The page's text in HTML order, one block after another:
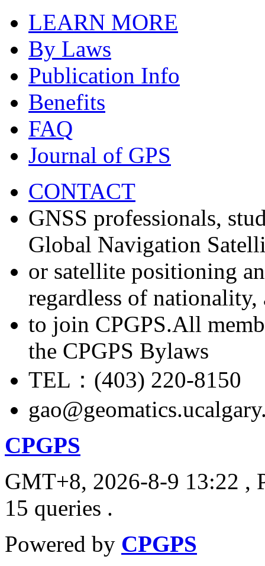
LEARN MORE
By Laws
Publication Info
Benefits
FAQ
Journal of GPS
CONTACT
GNSS professionals,
Global Navigation
or satellite positioning
regardless of nationality,
to join CPGPS.All
the CPGPS Bylaws
TEL：(403) 220-8150
CPGPS
GMT+8, 2026-8-9 13:22 ,
15 queries .
Powered by CPGPS